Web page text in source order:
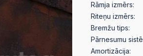
Rāmja izmērs:
Riteņu izmērs:
Bremžu tips:
Pārnesumu
Amortizācija: